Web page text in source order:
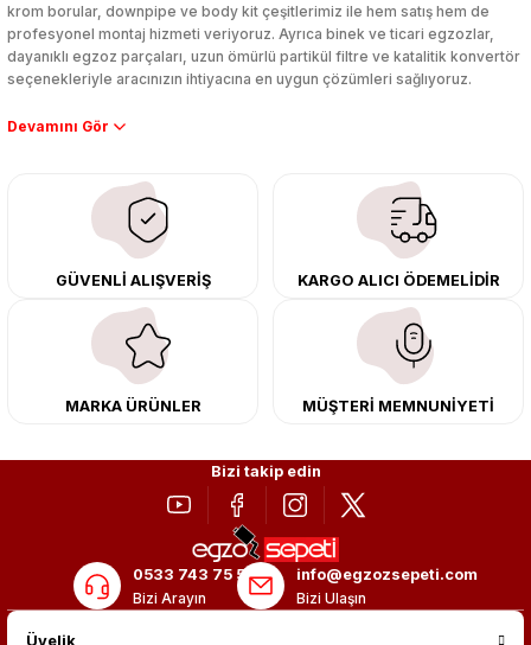
krom borular, downpipe ve body kit çeşitlerimiz ile hem satış hem de
profesyonel montaj hizmeti veriyoruz. Ayrıca binek ve ticari egzozlar,
dayanıklı egzoz parçaları, uzun ömürlü partikül filtre ve katalitik konvertör
seçenekleriyle aracınızın ihtiyacına en uygun çözümleri sağlıyoruz.
Performans artışı isteyen sürücüler için özel performans egzozları ve
çıkma orijinal ürünler ile yenileyebilir, body kit uygulamalarıyla aracınızın
tasarımını ve aerodinamisini üst seviyeye taşıyabilirsiniz.
Tüm ürünlerimiz orijinal, dayanıklı ve uzun ömürlüdür. İstanbul’daki montaj
merkezimizde profesyonel montaj yapıyor, Türkiye’nin her yerine güvenli
kargo ile teslimat gerçekleştiriyoruz. Aracınıza değer katmak için doğru
adres: Egzoz Sepeti.
GÜVENLİ ALIŞVERİŞ KARGO ALICI ÖDEMELİDİR
MARKA ÜRÜNLER MÜŞTERİ MEMNUNİYETİ
Bizi takip edin
0533 743 75 56
Bizi Arayın
info@egzozsepeti.com
Bizi Ulaşın
Üyelik